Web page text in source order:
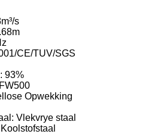
s
CE/TUV/SGS
93%
Opwekking
Vlekvrye staal